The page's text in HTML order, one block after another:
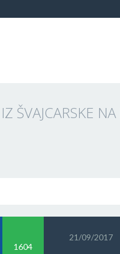
ŠVAJCARSKE
1604
21/09/2017